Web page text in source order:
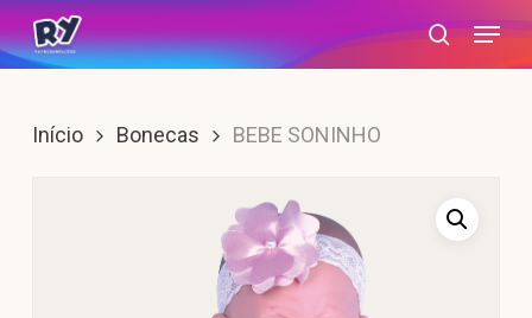
Skip
to
content
search
Menu
Início Bonecas BEBE SONINHO